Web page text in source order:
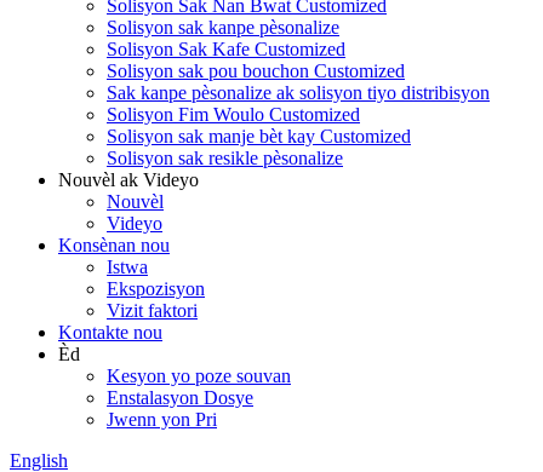
Solisyon Sak Nan Bwat Customized
Solisyon sak kanpe pèsonalize
Solisyon Sak Kafe Customized
Solisyon sak pou bouchon Customized
Sak kanpe pèsonalize ak solisyon tiyo distribisyon
Solisyon Fim Woulo Customized
Solisyon sak manje bèt kay Customized
Solisyon sak resikle pèsonalize
Nouvèl ak Videyo
Nouvèl
Videyo
Konsènan nou
Istwa
Ekspozisyon
Vizit faktori
Kontakte nou
Èd
Kesyon yo poze souvan
Enstalasyon Dosye
Jwenn yon Pri
English